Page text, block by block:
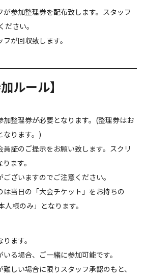
参加整理券を配布致します。スタッフ
さい。
が回収致します。
ルール】
整理券が必要となります。(整理券はお
なります。)
証のご提示をお願い致します。スクリ
ます。
ざいますのでご注意ください。
当日の「大会チケット」をお持ちの
人様のみ」となります。
ます。
る場合、ご一緒に参加可能です。
しい場合に限りスタッフ承認のもと、